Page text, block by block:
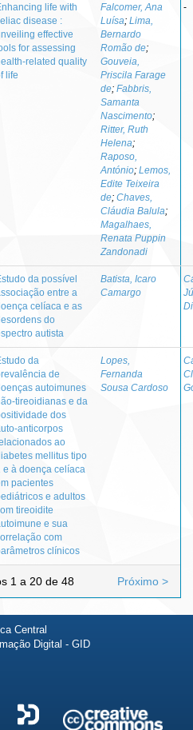
life with
disease :
effective
for assessing
related quality
life
Falcomer, Ana
Luísa; Lima,
Bernardo
Romão de;
Gouveia,
Priscila Farage
de; Fabbris,
Samanta
Nascimento;
Ritter, Ruth
Helena;
Raposo,
António; Lemos,
Edite Teixeira
de; Chaves,
Cláudia Balula;
Magalhaes,
Renata Puppin
Zandonadi
-
da possível
entre a
celíaca e as
do
autista
Batista, Icaro
Camargo
da
de
autoimunes
tireoidianas e da
dos
anticorpos
ao
mellitus tipo
e à doença celíaca
pacientes
e adultos
tireoidite
e sua
com
clínicos
Lopes,
Fernanda
Sousa Cardoso
1 a 20 de 48 Próximo >
Central
Digital - GID